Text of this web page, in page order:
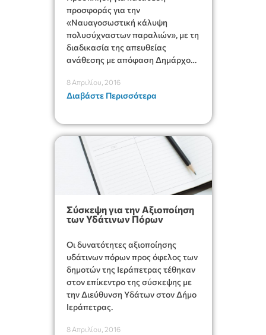
προσφοράς για την
«Ναυαγοσωστική κάλυψη
πολυσύχναστων παραλιών», με τη
διαδικασία της απευθείας
ανάθεσης με απόφαση Δημάρχου.
2016, ημέρα Τετάρτη και ώρα
15:00.
8 Απριλίου, 2016
Διαβάστε Περισσότερα
Σύσκεψη για την Αξιοποίηση
των Υδάτινων Πόρων
Οι δυνατότητες αξιοποίησης
υδάτινων πόρων προς όφελος των
δημοτών της Ιεράπετρας τέθηκαν
στον επίκεντρο της σύσκεψης με
την Διεύθυνση Υδάτων στον Δήμο
Ιεράπετρας.
8 Απριλίου, 2016